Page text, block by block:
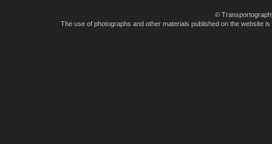
©
The use of photographs and other materials published on the website